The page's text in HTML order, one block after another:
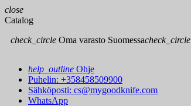
close
Catalog
check_circle Oma varasto Suomessacheck_circle
help_outline Ohje
Puhelin: +358458509900
Sähköposti: cs@mygoodknife.com
WhatsApp